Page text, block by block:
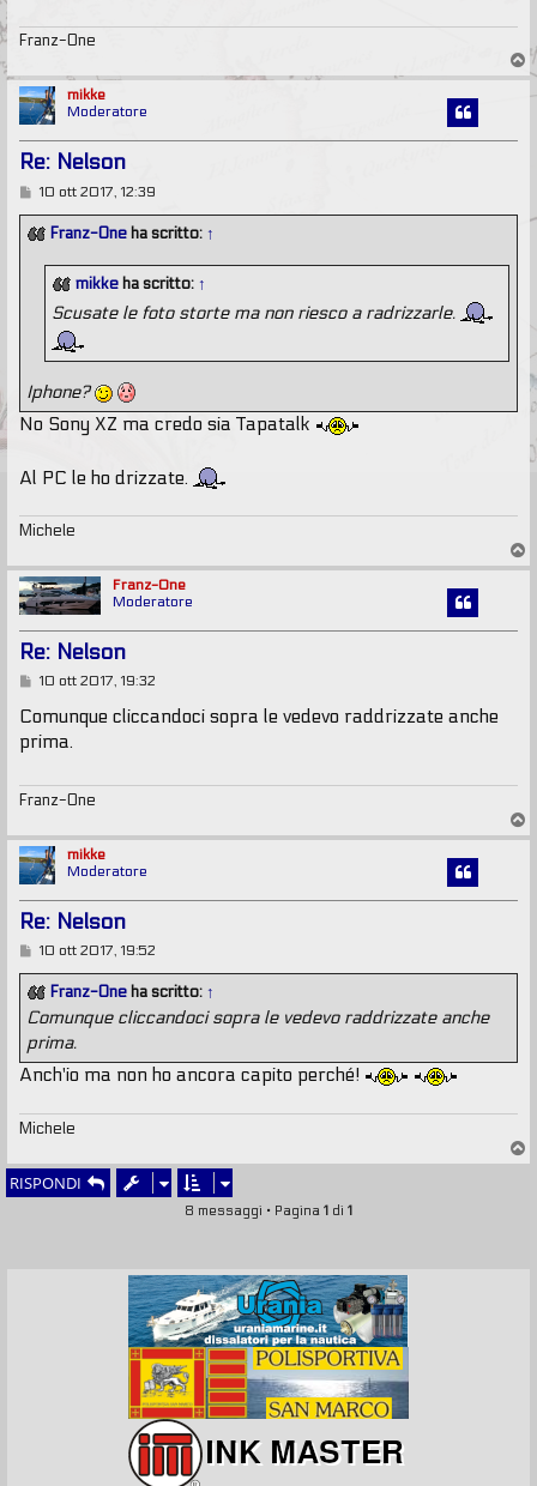
Franz-One
T
o
mikke
Moderatore
Re: Nelson
M
s
s
10 ott 2017, 12:39
Franz-One ha scritto: ↑
mikke ha scritto: ↑
Scusate le foto storte ma non riesco a radrizzarle.
Iphone?
No Sony XZ ma credo sia Tapatalk
Al PC le ho drizzate.
Michele
o
Franz-One
Moderatore
Re: Nelson
M
s
a
i
10 ott 2017, 19:32
Comunque cliccandoci sopra le vedevo raddrizzate anche
prima.
Franz-One
o
mikke
Moderatore
Re: Nelson
M
s
s
a
g
i
o
10 ott 2017, 19:52
Franz-Oneha scritto: ↑
Comunque cliccandoci sopra le vedevo raddrizzate anche
prima.
Anch'io ma non ho ancora capito perché!
Michele
o
RISPONDI
8 messaggi • Pagina 1 di 1